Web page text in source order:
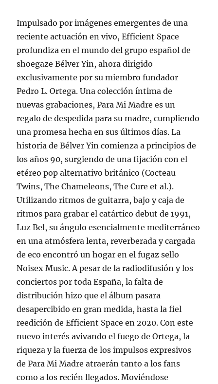
Impulsado por imágenes emergentes de una
reciente actuación en vivo, Efficient Space
profundiza en el mundo del grupo español de
shoegaze Bélver Yin, ahora dirigido
exclusivamente por su miembro fundador
Pedro L. Ortega. Una colección íntima de
nuevas grabaciones, Para Mi Madre es un
regalo de despedida para su madre, cumpliendo
una promesa hecha en sus últimos días. La
historia de Bélver Yin comienza a principios de
los años 90, surgiendo de una fijación con el
etéreo pop alternativo británico (Cocteau
Twins, The Chameleons, The Cure et al.).
Utilizando ritmos de guitarra, bajo y caja de
ritmos para grabar el catártico debut de 1991,
Luz Bel, su ángulo esencialmente mediterráneo
en una atmósfera lenta, reverberada y cargada
de eco encontró un hogar en el fugaz sello
Noisex Music. A pesar de la radiodifusión y los
conciertos por toda España, la falta de
distribución hizo que el álbum pasara
desapercibido en gran medida, hasta la fiel
reedición de Efficient Space en 2020. Con este
nuevo interés avivando el fuego de Ortega, la
riqueza y la fuerza de los impulsos expresivos
de Para Mi Madre atraerán tanto a los fans
como a los recién llegados. Moviéndose